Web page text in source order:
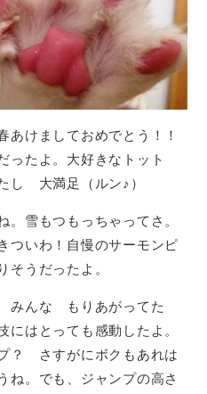
けましておめでとう！！
ったよ。大好きなトット
し 大満足（ルン♪）
。雪もつもっちゃってさ。
いわ！自慢のサーモンピ
そうだったよ。
みんな もりあがってた
にはとっても感動したよ。
？ さすがにボクもあれは
。でも、ジャンプの高さ